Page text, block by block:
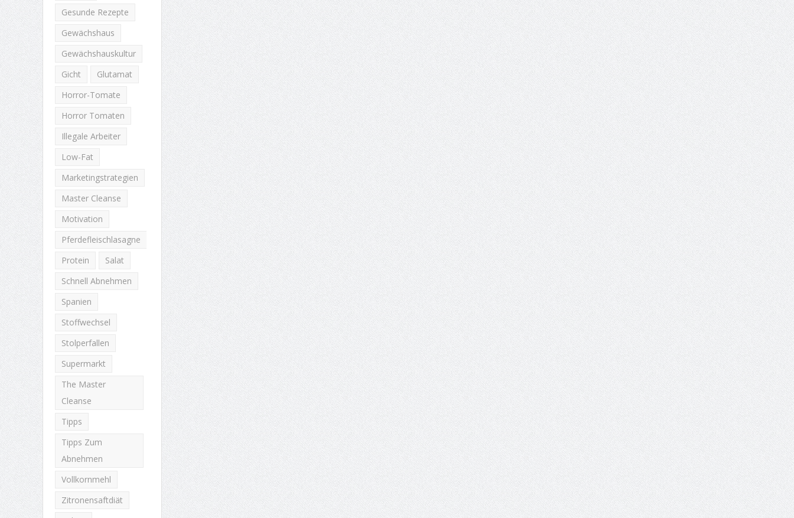
Gesunde Rezepte
Gewächshaus
Gewächshauskultur
Gicht
Glutamat
Horror-Tomate
Horror Tomaten
Illegale Arbeiter
Low-Fat
Marketingstrategien
Master Cleanse
Motivation
Pferdefleischlasagne
Protein
Salat
Schnell Abnehmen
Spanien
Stoffwechsel
Stolperfallen
Supermarkt
The Master
Cleanse
Tipps
Tipps Zum
Abnehmen
Vollkornmehl
Zitronensaftdiät